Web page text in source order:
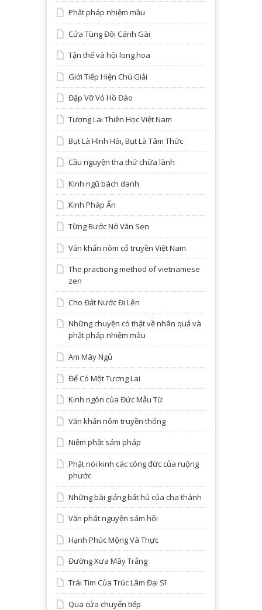
Phật pháp nhiệm mầu
Cửa Tùng Đôi Cánh Gài
Tận thế và hội long hoa
Giới Tiếp Hiện Chú Giải
Đập Vỡ Vỏ Hồ Đào
Tương Lai Thiền Học Việt Nam
Bụt Là Hình Hài, Bụt Là Tâm Thức
Cầu nguyện tha thứ chữa lành
Kinh ngũ bách danh
Kinh Pháp Ấn
Từng Bước Nở Văn Sen
Văn khấn nôm cổ truyền Việt Nam
The practicing method of vietnamese
zen
Cho Đất Nước Đi Lên
Những chuyện có thật về nhân quả và
phật pháp nhiệm màu
Am Mây Ngủ
Để Có Một Tương Lai
Kinh ngôn của Đức Mẫu Từ
Văn khấn nôm truyền thống
Niệm phật sám pháp
Phật nói kinh các công đức của ruộng
phước
Những bài giảng bất hủ của cha thánh
Văn phát nguyện sám hối
Hạnh Phúc Mộng Và Thực
Đường Xưa Mây Trắng
Trái Tim Của Trúc Lâm Đại Sĩ
Qua cửa chuyển tiếp